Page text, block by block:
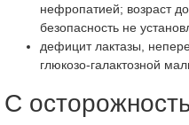
нефропатией; возраст
безопасность не
дефицит лактазы,
глюкозо-галактозной
С